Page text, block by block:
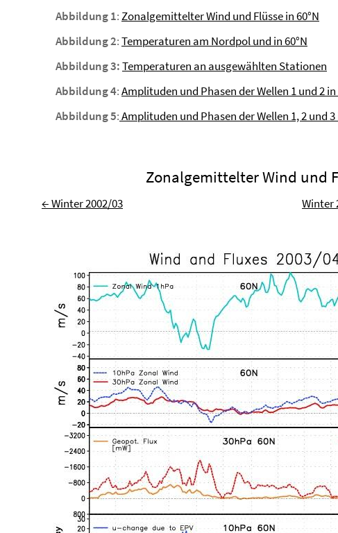
Abbildung 1:Zonalgemittelter Wind und Flüsse in 60°N
Abbildung 2:Temperaturen am Nordpol und in 60°N
Abbildung 3:Temperaturen an ausgewählten Stationen
Abbildung 4:Amplituden und Phasen der Wellen 1 und 2 in
Abbildung 5:Amplituden und Phasen der Wellen 1, 2 und 3
Zonalgemittelter Wind und
← Winter 2002/03
Winter